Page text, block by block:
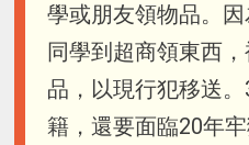
學或朋友領物品。
同學到超商領東西
品，以現行犯移送
籍，還要面臨20年